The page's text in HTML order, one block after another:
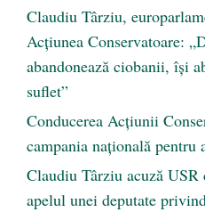
Claudiu Târziu,
Acțiunea Conservatoare:
abandonează ciobanii, își
suflet”
Conducerea Acțiunii
campania națională pentru
Claudiu Târziu acuză USR
apelul unei deputate